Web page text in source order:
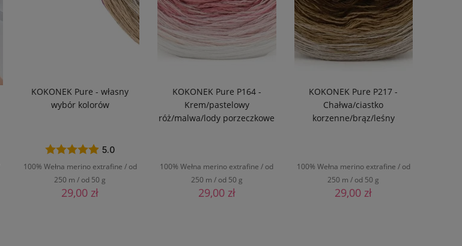
KOKONEK Pure - własny
wybór kolorów
100% Wełna merino extrafine / od
250 m / od 50 g
5.0
29,00 zł
KOKONEK Pure P164 -
Krem/pastelowy
róż/malwa/lody porzeczkowe
100% Wełna merino extrafine / od
250 m / od 50 g
29,00 zł
KOKONEK Pure P217 -
Chałwa/ciastko
korzenne/brąz/leśny
100% Wełna merino extrafine / od
250 m / od 50 g
29,00 zł